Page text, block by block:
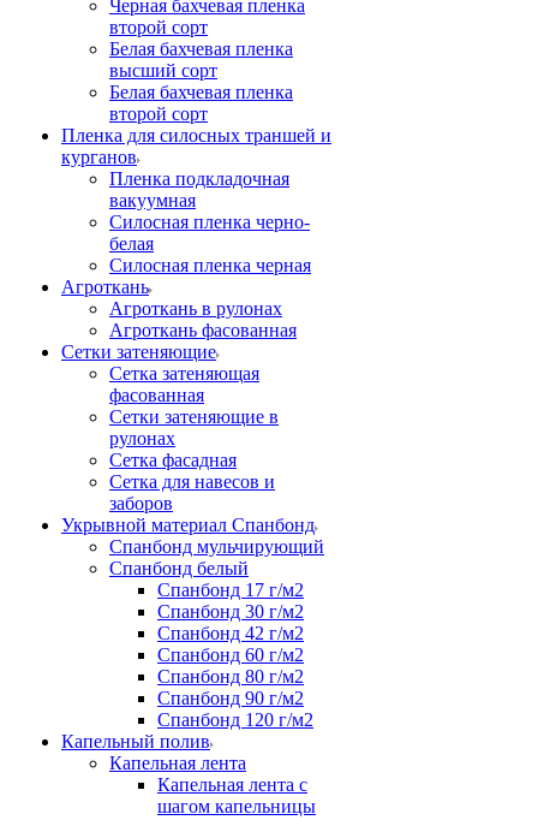
Черная бахчевая пленка
второй сорт
Белая бахчевая пленка
высший сорт
Белая бахчевая пленка
второй сорт
Пленка для силосных траншей и
курганов
Пленка подкладочная
вакуумная
Силосная пленка черно-
белая
Силосная пленка черная
Агроткань
Агроткань в рулонах
Агроткань фасованная
Сетки затеняющие
Сетка затеняющая
фасованная
Сетки затеняющие в
рулонах
Сетка фасадная
Сетка для навесов и
заборов
Укрывной материал Спанбонд
Спанбонд мульчирующий
Спанбонд белый
Спанбонд 17 г/м2
Спанбонд 30 г/м2
Спанбонд 42 г/м2
Спанбонд 60 г/м2
Спанбонд 80 г/м2
Спанбонд 90 г/м2
Спанбонд 120 г/м2
Капельный полив
Капельная лента
Капельная лента с
шагом капельницы